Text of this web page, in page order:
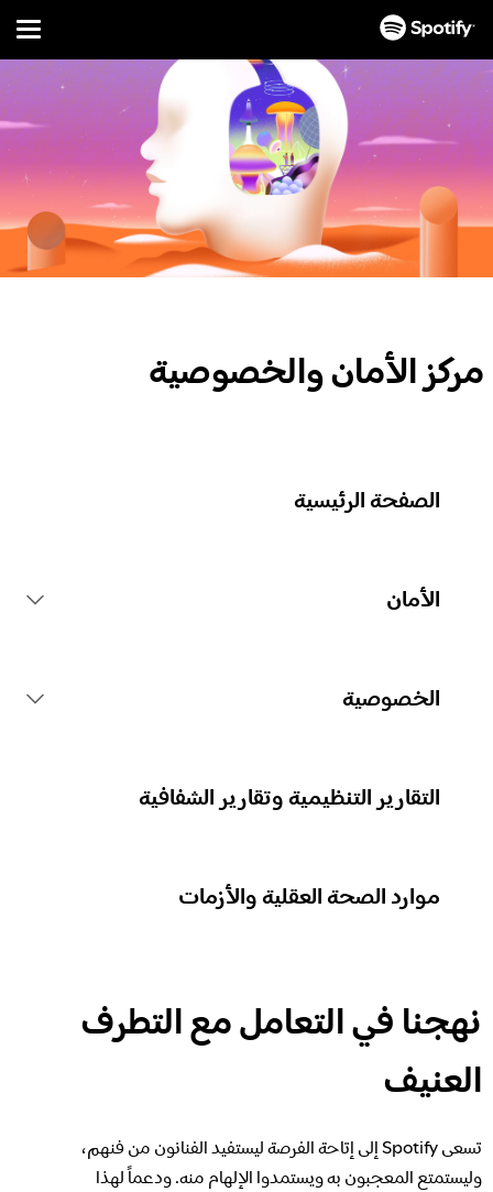
تخطَّ
إلى
المحتوى
مركز الأمان والخصوصية
الصفحة الرئيسية
الأمان
نزاهة العملية الانتخابية في Spotify
نهجنا في التعامل مع المحتوى الخطر والاحتيالي
نهجنا في التعامل مع التطرف العنيف
الخصوصية
معرفة المزيد عن الخصوصية
التقارير التنظيمية وتقارير الشفافية
موارد الصحة العقلية والأزمات
نهجنا في التعامل مع التطرف
العنيف
تسعى Spotify إلى إتاحة الفرصة ليستفيد الفنانون من فنهم،
وليستمتع المعجبون به ويستمدوا الإلهام منه. ودعماً لهذا